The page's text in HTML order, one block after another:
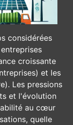
considérées
croissante
et les
Les pressions
et l'évolution
au cœur
quelle